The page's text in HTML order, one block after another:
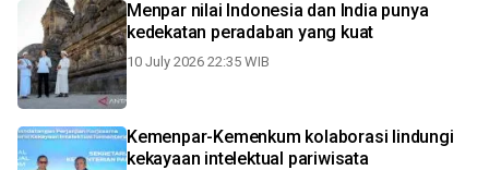
Menpar nilai Indonesia dan India punya
kedekatan peradaban yang kuat
10 July 2026 22:35 WIB
Kemenpar-Kemenkum kolaborasi lindungi
kekayaan intelektual pariwisata